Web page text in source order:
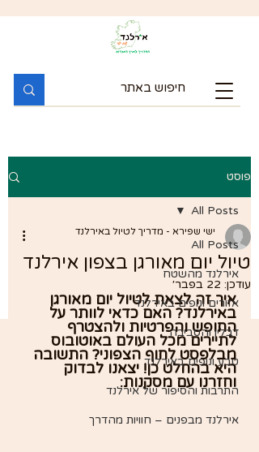
פוסט
All Posts
אירלנד מהשטח
אזורים ונופים באירלנד
דבלין והסביבה
טבע ונופים באירלנד
התרבות והסיפור של אירלנד
אירלנד מבפנים – חוויות מהדרך
All Posts
טיול יום מאורגן בצפון אירלנד
ישי שפירא - מדריך לטיול באירלנד
עודכן: 22 בפבר׳
איך זה לצאת לטיול יום מאורגן
באירלנד? האם כדאי לוותר על
החופש והפרטיות ולהצטרף
לתיירים מכל העולם באוטובוס
מבלפסט לחוף הצפוני? התשובה
היא בהחלט כן! יצאנו לבדוק
וחזרנו עם מסקנות: